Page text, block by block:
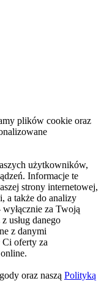
plików cookie oraz
użytkowników,
Informacje te
strony internetowej,
a także do analizy
za Twoją
usług danego
z danymi
Ci oferty za
oraz naszą Polityką